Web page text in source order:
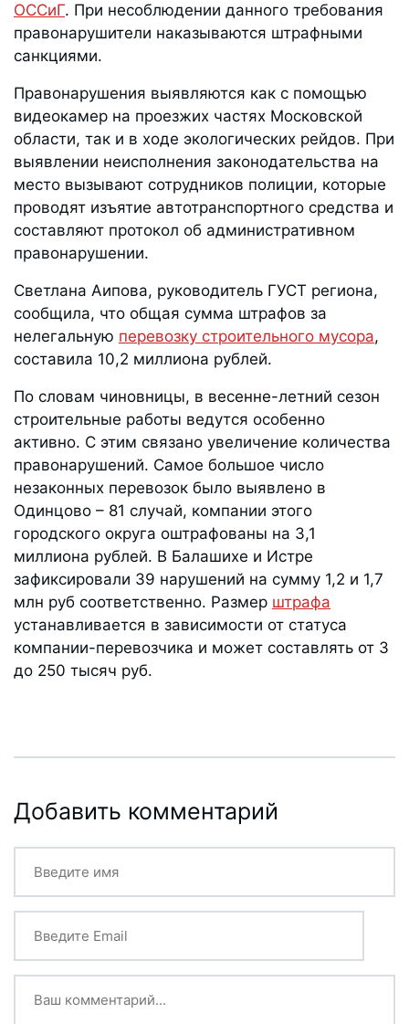
ОССиГ. При несоблюдении данного требования
правонарушители наказываются штрафными
санкциями.
Правонарушения выявляются как с помощью
видеокамер на проезжих частях Московской
области, так и в ходе экологических рейдов. При
выявлении неисполнения законодательства на
место вызывают сотрудников полиции, которые
проводят изъятие автотранспортного средства и
составляют протокол об административном
правонарушении.
Светлана Аипова, руководитель ГУСТ региона,
сообщила, что общая сумма штрафов за
нелегальную перевозку строительного мусора,
составила 10,2 миллиона рублей.
По словам чиновницы, в весенне-летний сезон
строительные работы ведутся особенно
активно. С этим связано увеличение количества
правонарушений. Самое большое число
незаконных перевозок было выявлено в
Одинцово – 81 случай, компании этого
городского округа оштрафованы на 3,1
миллиона рублей. В Балашихе и Истре
зафиксировали 39 нарушений на сумму 1,2 и 1,7
млн руб соответственно. Размер штрафа
устанавливается в зависимости от статуса
компании-перевозчика и может составлять от 3
до 250 тысяч руб.
Добавить комментарий